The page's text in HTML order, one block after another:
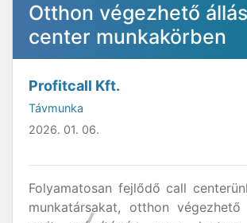
Otthon végezhető
center munkakörben
Profitcall Kft.
Távmunka
2026. 01. 06.
Folyamatosan fejlődő call
munkatársakat, otthon végezhető